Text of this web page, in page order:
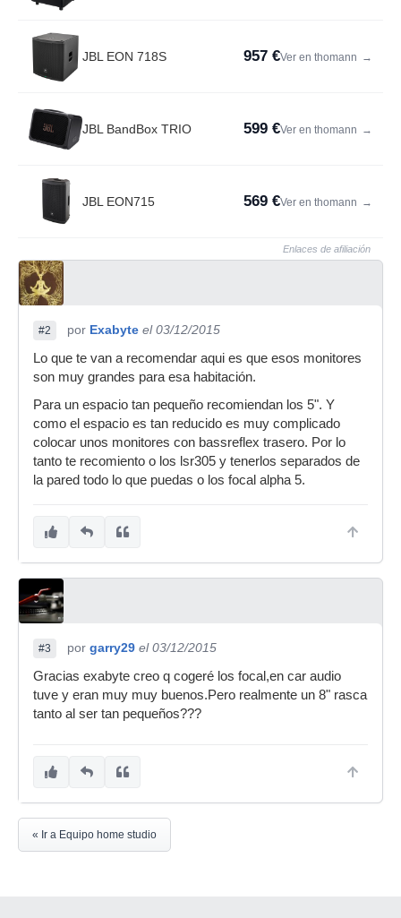
JBL EON 718S 957 €Ver en thomann →
JBL BandBox TRIO 599 €Ver en thomann →
JBL EON715 569 €Ver en thomann →
Enlaces de afiliación
#2 por Exabyte el 03/12/2015
Lo que te van a recomendar aqui es que esos monitores
son muy grandes para esa habitación.
Para un espacio tan pequeño recomiendan los 5". Y
como el espacio es tan reducido es muy complicado
colocar unos monitores con bassreflex trasero. Por lo
tanto te recomiento o los lsr305 y tenerlos separados de
la pared todo lo que puedas o los focal alpha 5.
#3 por garry29 el 03/12/2015
Gracias exabyte creo q cogeré los focal,en car audio
tuve y eran muy muy buenos.Pero realmente un 8" rasca
tanto al ser tan pequeños???
« Ir a Equipo home studio